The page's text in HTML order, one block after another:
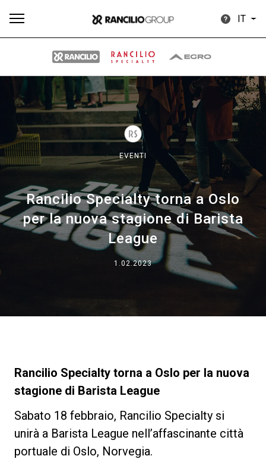
IT
EVENTI
Rancilio Specialty torna a Oslo
per la nuova stagione di Barista
League
1.02.2023
Rancilio Specialty torna a Oslo per la nuova
stagione di Barista League
Sabato 18 febbraio, Rancilio Specialty si
unirà a Barista League nell’affascinante città
portuale di Oslo, Norvegia.
Tutti Prodotti News Download Altro
Brand
Il gruppo
I nostri Lab
Sostenibilità
Connect